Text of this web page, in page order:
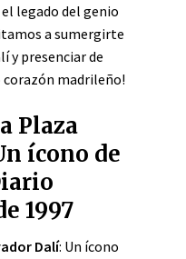
legado del genio
a sumergirte
y presenciar de
madrileño!
Plaza
ícono de
1997
Dalí: Un ícono